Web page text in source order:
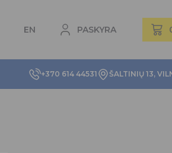
EN PASKYRA
+370 614 44531 ŠALTINIŲ 13,